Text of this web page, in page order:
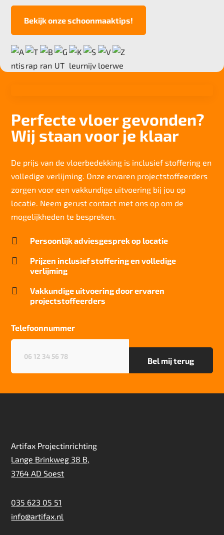
>7
klasse W31
Thermische weerstand
Particulier gebruik
sterk
normaal
Bekijk onze schoonmaaktips!
Perfecte vloer gevonden?
Wij staan voor je klaar
De prijs van de vloerbedekking is inclusief stoffering en
volledige verlijming. Onze ervaren projectstoffeerders
zorgen voor een vakkundige uitvoering bij jou op
locatie. Neem gerust contact met ons op om de
mogelijkheden te bespreken.
 Persoonlijk adviesgesprek op locatie

Prijzen inclusief stoffering en volledige
verlijming

Vakkundige uitvoering door ervaren
projectstoffeerders
Telefoonnummer
Artifax Projectinrichting
Lange Brinkweg 38 B,
3764 AD Soest
035 623 05 51
info@artifax.nl